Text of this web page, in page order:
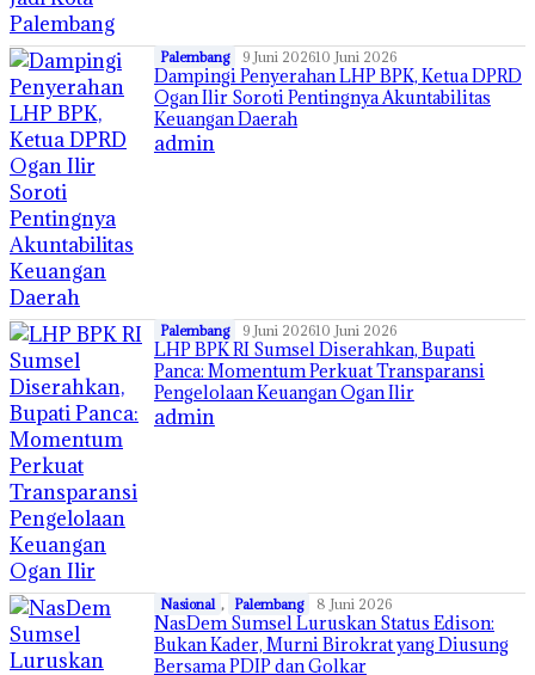
Palembang 9 Juni 202610 Juni 2026
Dampingi Penyerahan LHP BPK, Ketua DPRD
Ogan Ilir Soroti Pentingnya Akuntabilitas
Keuangan Daerah
admin
Palembang 9 Juni 202610 Juni 2026
LHP BPK RI Sumsel Diserahkan, Bupati
Panca: Momentum Perkuat Transparansi
Pengelolaan Keuangan Ogan Ilir
admin
Nasional , Palembang 8 Juni 2026
NasDem Sumsel Luruskan Status Edison:
Bukan Kader, Murni Birokrat yang Diusung
Bersama PDIP dan Golkar